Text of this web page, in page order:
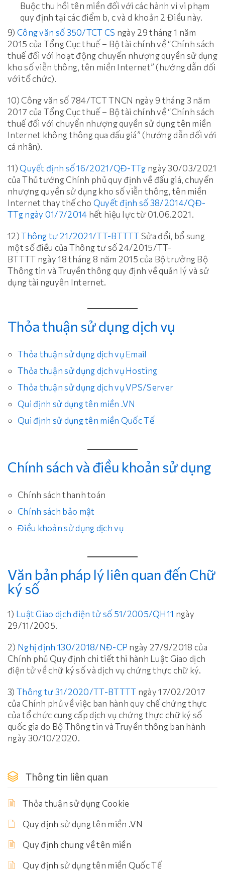
Buộc thu hồi tên miền đối với các hành vi vi phạm
quy định tại các điểm b, c và d khoản 2 Điều này.
9) Công văn số 350/TCT CS ngày 29 tháng 1 năm
2015 của Tổng Cục thuế – Bộ tài chính về “Chính sách
thuế đối với hoạt động chuyển nhượng quyền sử dụng
kho số viễn thông, tên miền Internet” (hướng dẫn đối
với tổ chức).
10) Công văn số 784/TCT TNCN ngày 9 tháng 3 năm
2017 của Tổng Cục thuế – Bộ tài chính về “Chính sách
thuế đối với chuyển nhượng quyền sử dụng tên miền
Internet không thông qua đấu giá” (hướng dẫn đối với
cá nhân).
11)Quyết định số 16/2021/QĐ-TTg ngày 30/03/2021
của Thủ tướng Chính phủ quy định về đấu giá, chuyển
nhượng quyền sử dụng kho số viễn thông, tên miền
Internet thay thế cho Quyết định số 38/2014/QĐ-
TTg ngày 01/7/2014 hết hiệu lực từ 01.06.2021.
12)Thông tư 21/2021/TT-BTTTTSửa đổi, bổ sung
một số điều của Thông tư số 24/2015/TT-
BTTTT ngày 18 tháng 8 năm 2015 của Bộ trưởng Bộ
Thông tin và Truyền thông quy định về quản lý và sử
dụng tài nguyên Internet.
Thỏa thuận sử dụng dịch vụ
Thỏa thuận sử dụng dịch vụ Email
Thỏa thuận sử dụng dịch vụ Hosting
Thỏa thuận sử dụng dịch vụ VPS/Server
Qui định sử dụng tên miền .VN
Qui định sử dụng tên miền Quốc Tế
Chính sách và điều khoản sử dụng
Chính sách thanh toán
Chính sách bảo mật
Điều khoản sử dụng dịch vụ
Văn bản pháp lý liên quan đến Chữ
ký số
1) Luật Giao dịch điện tử số 51/2005/QH11 ngày
29/11/2005.
2) Nghị định 130/2018/NĐ-CP ngày 27/9/2018 của
Chính phủ Quy định chi tiết thi hành Luật Giao dịch
điện tử về chữ ký số và dịch vụ chứng thực chữ ký.
3) Thông tư 31/2020/TT-BTTTT ngày 17/02/2017
của Chính phủ về việc ban hành quy chế chứng thực
của tổ chức cung cấp dịch vụ chứng thực chữ ký số
quốc gia do Bộ Thông tin và Truyền thông ban hành
ngày 30/10/2020.
Thông tin liên quan
Thỏa thuận sử dụng Cookie
Quy định sử dụng tên miền .VN
Quy định chung về tên miền
Quy định sử dụng tên miền Quốc Tế